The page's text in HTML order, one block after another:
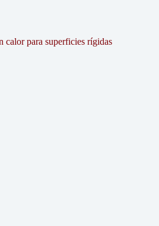
para superficies rígidas